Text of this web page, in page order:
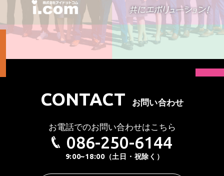
CONTACT お問い合わせ
お電話でのお問い合わせはこちら
086-250-6144
9:00~18:00（土日・祝除く）